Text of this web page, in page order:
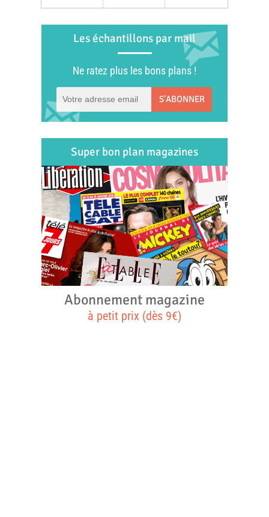
Les échantillons par mail
Ne ratez plus les bons plans !
S'ABONNER
Super bon plan magazines
Abonnement magazine
à petit prix (dès 9€)